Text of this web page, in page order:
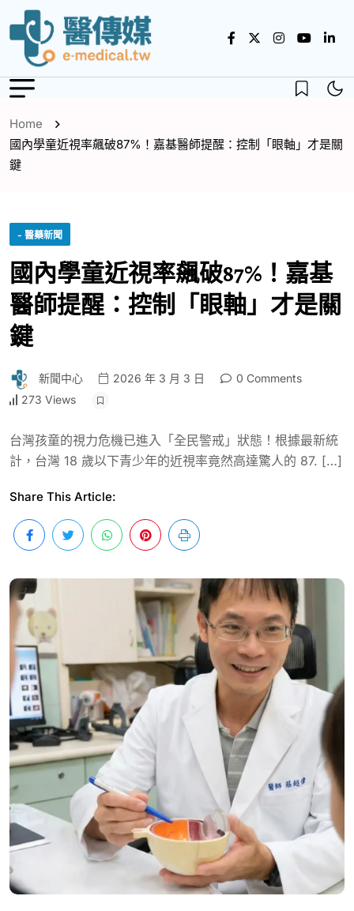
Home
國內學童近視率飆破87%！嘉基醫師提醒：控制「眼軸」才是關
鍵
- 醫藥新聞
國內學童近視率飆破87%！嘉基
醫師提醒：控制「眼軸」才是關
鍵
新聞中心 2026 年 3 月 3 日
0 Comments
273 Views
台灣孩童的視力危機已進入「全民警戒」狀態！根據最新統
計，台灣 18 歲以下青少年的近視率竟然高達驚人的 87. […]
Share This Article: